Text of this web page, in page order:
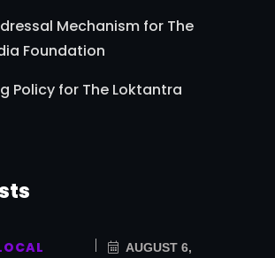
Mechanism for The
Foundation
Policy for The Loktantra
AUGUST 6,